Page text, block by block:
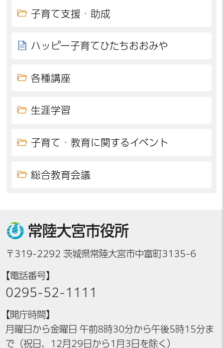
子育て支援・助成
ハッピー子育てひたちおおみや
各種講座
生涯学習
子育て・教育に関するイベント
総合教育会議
常陸大宮市役所
〒319-2292 茨城県常陸大宮市中富町3135-6
【電話番号】
0295-52-1111
【開庁時間】
月曜日から金曜日 午前8時30分から午後5時15分ま
で（祝日、12月29日から1月3日を除く）